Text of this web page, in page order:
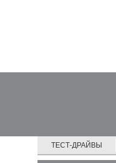
ТЕСТ-ДРАЙВЫ